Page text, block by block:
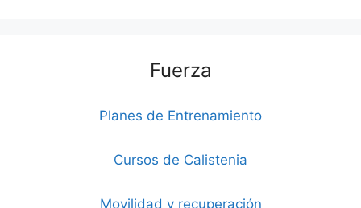
Fuerza
Planes de Entrenamiento
Cursos de Calistenia
Movilidad y recuperación